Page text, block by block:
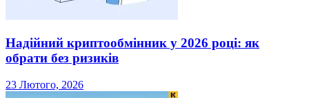
Надійний криптообмінник у 2026 році: як
обрати без ризиків
23 Лютого, 2026